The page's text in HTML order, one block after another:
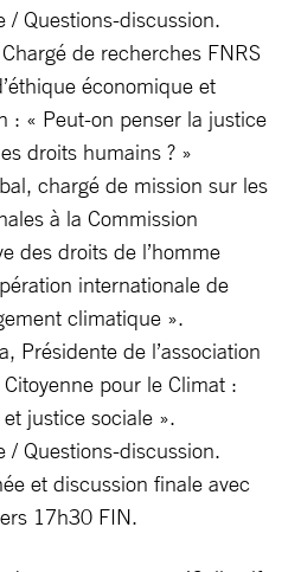
/ Questions-discussion.
de recherches FNRS
économique et
: « Peut-on penser la justice
droits humains ? »
chargé de mission sur les
à la Commission
des droits de l’homme
internationale de
climatique ».
Présidente de l’association
pour le Climat :
justice sociale ».
/ Questions-discussion.
et discussion finale avec
17h30 FIN.